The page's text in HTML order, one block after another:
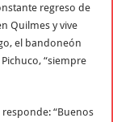
regreso de
Quilmes y vive
el bandoneón
“siempre
“Buenos